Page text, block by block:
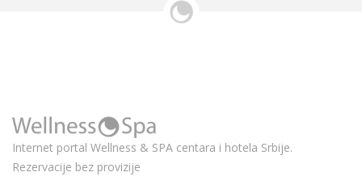
Internet portal Wellness & SPA centara i hotela Srbije.
Rezervacije bez provizije